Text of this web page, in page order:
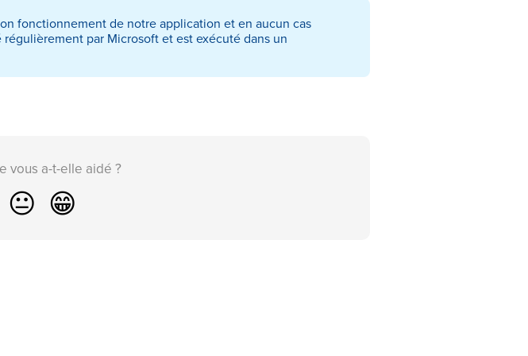
fonctionnement de notre application et en aucun cas
par Microsoft et est exécuté dans un
vous a-t-elle aidé ?
😐 😁